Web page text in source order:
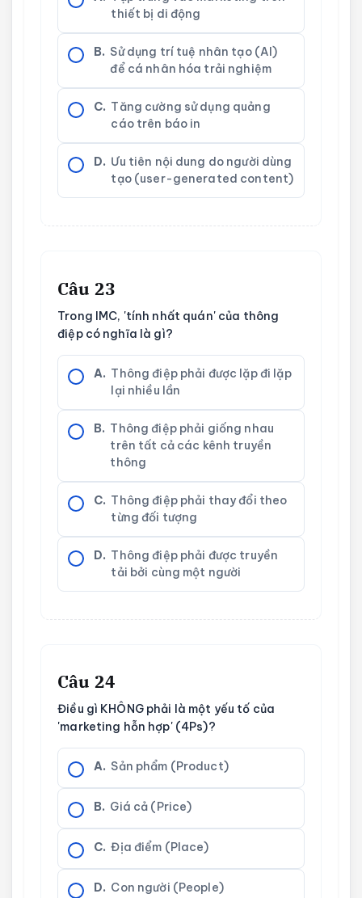
thiết bị di động
B. Sử dụng trí tuệ nhân tạo (AI)
để cá nhân hóa trải nghiệm
C. Tăng cường sử dụng quảng
cáo trên báo in
D. Ưu tiên nội dung do người dùng
tạo (user-generated content)
Câu 23
Trong IMC, 'tính nhất quán' của thông
điệp có nghĩa là gì?
A. Thông điệp phải được lặp đi lặp
lại nhiều lần
B. Thông điệp phải giống nhau
trên tất cả các kênh truyền
thông
C. Thông điệp phải thay đổi theo
từng đối tượng
D. Thông điệp phải được truyền
tải bởi cùng một người
Câu 24
Điều gì KHÔNG phải là một yếu tố của
'marketing hỗn hợp' (4Ps)?
A. Sản phẩm (Product)
B. Giá cả (Price)
C. Địa điểm (Place)
D. Con người (People)